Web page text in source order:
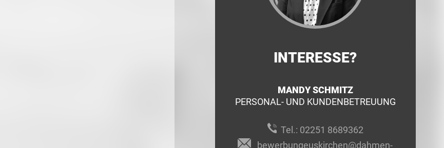
INTERESSE?
MANDY SCHMITZ
PERSONAL- UND KUNDENBETREUUNG
Tel.: 02251 8689362
bewerbungeuskirchen@dahmen-